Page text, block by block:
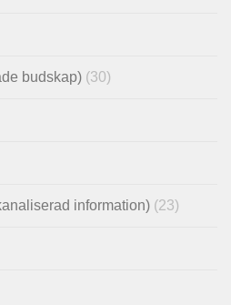
budskap) (30)
information) (23)